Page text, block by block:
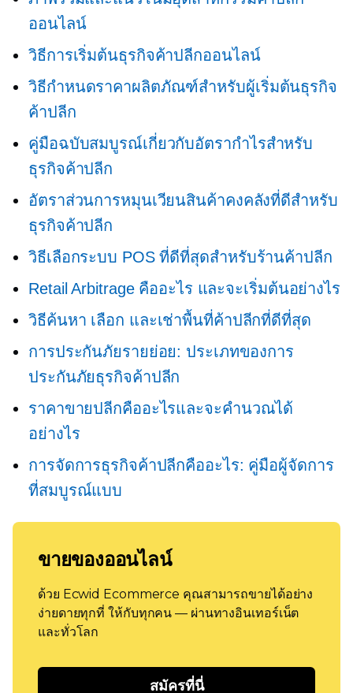
ออนไลน์
วิธีการเริ่มต้นธุรกิจค้าปลีกออนไลน์
วิธีกำหนดราคาผลิตภัณฑ์สำหรับผู้เริ่มต้นธุรกิจ
ค้าปลีก
คู่มือฉบับสมบูรณ์เกี่ยวกับอัตรากำไรสำหรับ
ธุรกิจค้าปลีก
อัตราส่วนการหมุนเวียนสินค้าคงคลังที่ดีสำหรับ
ธุรกิจค้าปลีก
วิธีเลือกระบบ POS ที่ดีที่สุดสำหรับร้านค้าปลีก
Retail Arbitrage คืออะไร และจะเริ่มต้นอย่างไร
วิธีค้นหา เลือก และเช่าพื้นที่ค้าปลีกที่ดีที่สุด
การประกันภัยรายย่อย: ประเภทของการ
ประกันภัยธุรกิจค้าปลีก
ราคาขายปลีกคืออะไรและจะคำนวณได้
อย่างไร
การจัดการธุรกิจค้าปลีกคืออะไร: คู่มือผู้จัดการ
ที่สมบูรณ์แบบ
ขายของออนไลน์
ด้วย Ecwid Ecommerce คุณสามารถขายได้อย่าง
ง่ายดายทุกที่ ให้กับทุกคน — ผ่านทางอินเทอร์เน็ต
และทั่วโลก
สมัครที่นี่